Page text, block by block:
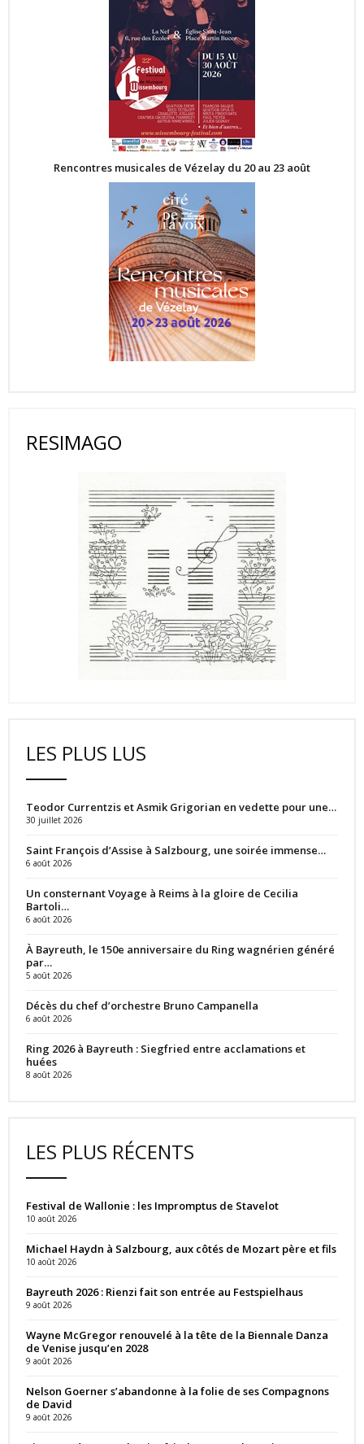
Rencontres musicales de Vézelay du 20 au 23 août
RESIMAGO
LES PLUS LUS
Teodor Currentzis et Asmik Grigorian en vedette pour une…
30 juillet 2026
Saint François d’Assise à Salzbourg, une soirée immense…
6 août 2026
Un consternant Voyage à Reims à la gloire de Cecilia
Bartoli…
6 août 2026
À Bayreuth, le 150e anniversaire du Ring wagnérien généré
par…
5 août 2026
Décès du chef d’orchestre Bruno Campanella
6 août 2026
Ring 2026 à Bayreuth : Siegfried entre acclamations et
huées
8 août 2026
LES PLUS RÉCENTS
Festival de Wallonie : les Impromptus de Stavelot
10 août 2026
Michael Haydn à Salzbourg, aux côtés de Mozart père et fils
10 août 2026
Bayreuth 2026 : Rienzi fait son entrée au Festspielhaus
9 août 2026
Wayne McGregor renouvelé à la tête de la Biennale Danza
de Venise jusqu’en 2028
9 août 2026
Nelson Goerner s’abandonne à la folie de ses Compagnons
de David
9 août 2026